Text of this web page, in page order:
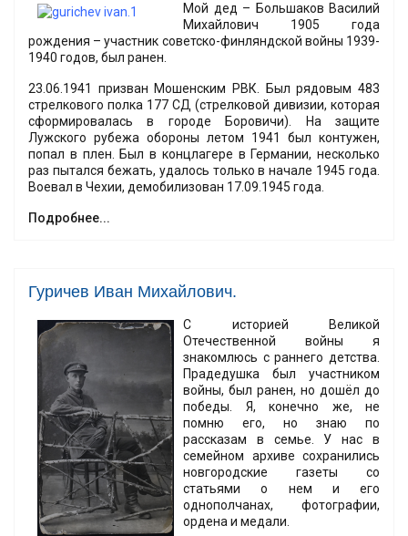
Мой дед – Большаков Василий
Михайлович 1905 года
рождения – участник советско-финляндской войны 1939-
1940 годов, был ранен.
23.06.1941 призван Мошенским РВК. Был рядовым 483
стрелкового полка 177 СД (стрелковой дивизии, которая
сформировалась в городе Боровичи). На защите
Лужского рубежа обороны летом 1941 был контужен,
попал в плен. Был в концлагере в Германии, несколько
раз пытался бежать, удалось только в начале 1945 года.
Воевал в Чехии, демобилизован 17.09.1945 года.
Подробнее...
Гуричев Иван Михайлович.
С историей Великой
Отечественной войны я
знакомлюсь с раннего детства.
Прадедушка был участником
войны, был ранен, но дошёл до
победы. Я, конечно же, не
помню его, но знаю по
рассказам в семье. У нас в
семейном архиве сохранились
новгородские газеты со
статьями о нем и его
однополчанах, фотографии,
ордена и медали.